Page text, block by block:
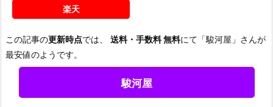
楽天
この記事の更新時点では、 送料・手数料 無料にて「駿河屋」さんが
最安値のようです。
駿河屋